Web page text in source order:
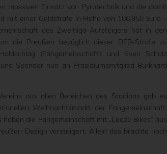
massiven Einsatz von Pyrotechnik und die damit
einer Geldstrafe in Höhe von 106.950 Euro –
des Zweitliga-Aufsteigers hat in den
die Preußen bezüglich dieser DFB-Strafe zu
(Fangemeinschaft) und Sven Scholz
Spender nun an Präsidiumsmitglied Burkhard
aus allen Bereichen des Stadions gab es
Weihnachtsmarkt der Fangemeinschaft,
die Fangemeinschaft mit „Leeze Bikes“ aus
Design versteigert. Allein das brachte noch